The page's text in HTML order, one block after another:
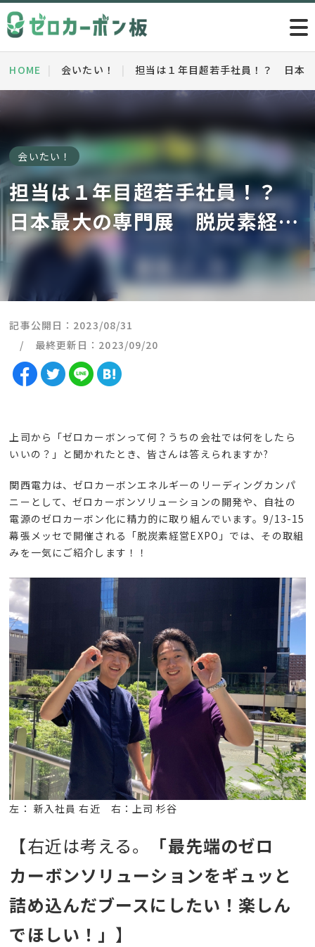
HOME 会いたい！ 担当は１年目超若手社員！？ 日本
会いたい！
担当は１年目超若手社員！？
日本最大の専門展 脱炭素経営
EXPO出展準備の裏側に迫
記事公開日：2023/08/31
最終更新日：2023/09/20
上司から「ゼロカーボンって何？うちの会社では何をしたら
いいの？」と聞かれたとき、皆さんは答えられますか?
関西電力は、ゼロカーボンエネルギーのリーディングカンパ
ニーとして、ゼロカーボンソリューションの開発や、自社の
電源のゼロカーボン化に精力的に取り組んでいます。9/13-15
幕張メッセで開催される「脱炭素経営EXPO」では、その取組
みを一気にご紹介します！！
左： 新入社員 右近 右：上司 杉谷
【右近は考える。
「最先端のゼロ
カーボンソリューションをギュッと
詰め込んだブースにしたい！楽しん
でほしい！」 】